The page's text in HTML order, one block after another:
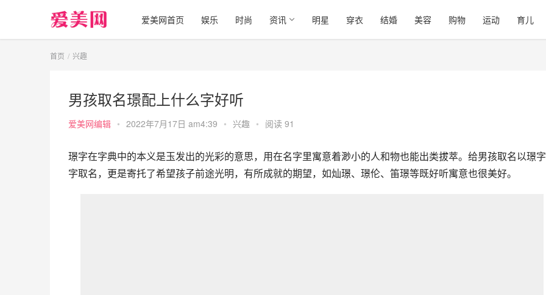
爱美网首页 娱乐 时尚 资讯 明星 穿衣 结婚 美容 购物 运动 育儿
首页 兴趣
男孩取名璟配上什么字好听
爱美网编辑 • 2022年7月17日 am4:39 • 兴趣 • 阅读 91
璟字在字典中的本义是玉发出的光彩的意思，用在名字里寓意着渺小的人和物也能出类拔萃。给男孩取名以璟
字取名，更是寄托了希望孩子前途光明，有所成就的期望，如灿璟、璟伦、笛璟等既好听寓意也很美好。